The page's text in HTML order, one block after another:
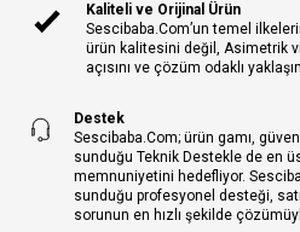
Kaliteli ve Orijinal Ürün
Sescibaba.Com’un temel
ürün kalitesini değil, Asimetrik
açısını ve çözüm odaklı
Destek
Sescibaba.Com; ürün gamı, güven
sunduğu Teknik Destekle de en
memnuniyetini hedefliyor.
sunduğu profesyonel desteği,
sorunun en hızlı şekilde